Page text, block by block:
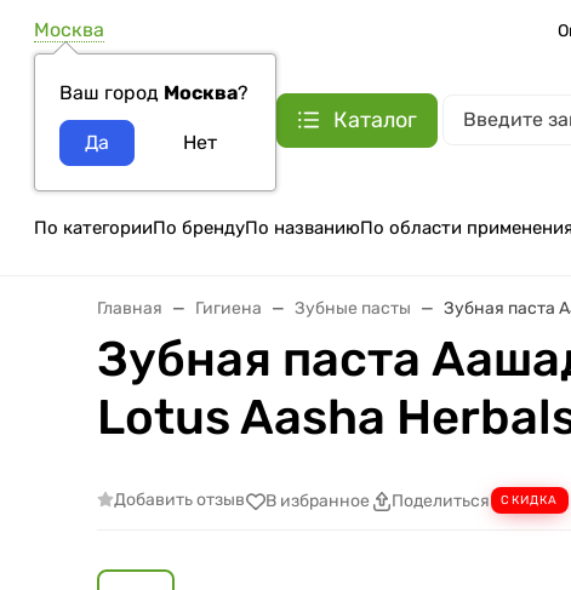
Москва
Ваш город Москва?
Каталог
По категорииПо брендуПо названиюПо области применения
Главная Гигиена Зубные пасты Зубная паста
Зубная паста
Lotus Aasha
Добавить отзыв В избранное Поделиться СКИДКА